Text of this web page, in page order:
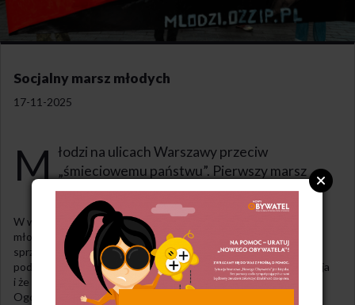
Socjalny marsz młodych
17-11-2025
M łodzi na ulicach Warszawy przeciw
„śmieciowemu państwu”. Pierwszy marsz
socjalny przeszedł przez stolicę.
W weekend, 15 listopada ulicami Warszawy przeszedł marsz
młodych osób pracujących, studiujących i bezrobotnych,
sprzeciwiających się polityce socjalnej państwa. Organizatorzy
podkreślają, że była to „pierwsza, lecz nie ostatnia” demonstracja
i że „przywracają socjalną walkę na ulice”. Za akcję odpowiada
Ogólnopolski Związek Zawodowy Inicjatywa Pracownicza.